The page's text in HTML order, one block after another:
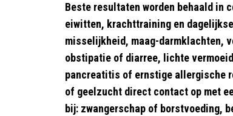
Beste resultaten worden behaald in
eiwitten, krachttraining en
misselijkheid, maag-darmklachten,
obstipatie of diarree, lichte
pancreatitis of ernstige allergische
of geelzucht direct contact op met
bij: zwangerschap of borstvoeding,